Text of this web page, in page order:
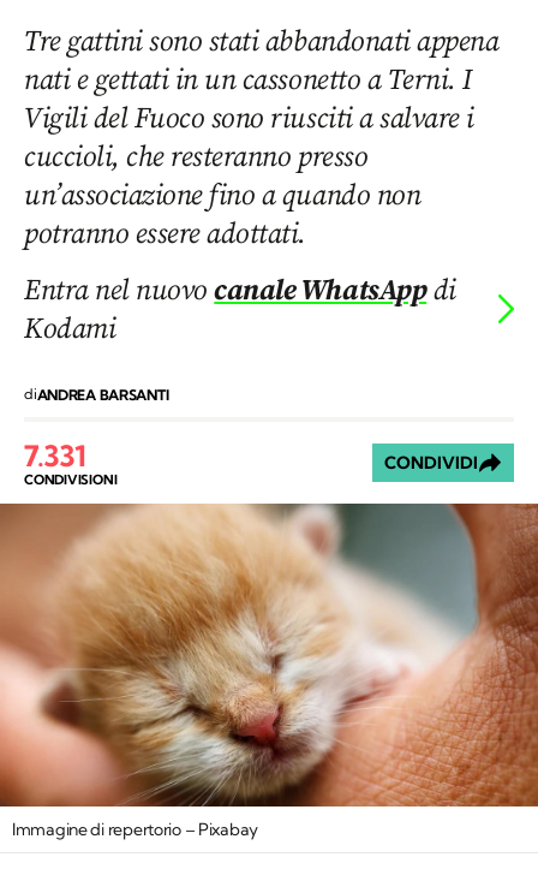
Tre gattini sono stati abbandonati appena
nati e gettati in un cassonetto a Terni. I
Vigili del Fuoco sono riusciti a salvare i
cuccioli, che resteranno presso
un’associazione fino a quando non
potranno essere adottati.
Entra nel nuovocanale WhatsAppdi
Kodami
diANDREA BARSANTI
7.331
CONDIVISIONI
CONDIVIDI
Immagine di repertorio – Pixabay